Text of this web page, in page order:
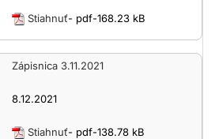
Stiahnuť- pdf-168.23 kB
Zápisnica 3.11.2021
8.12.2021
Stiahnuť- pdf-138.78 kB